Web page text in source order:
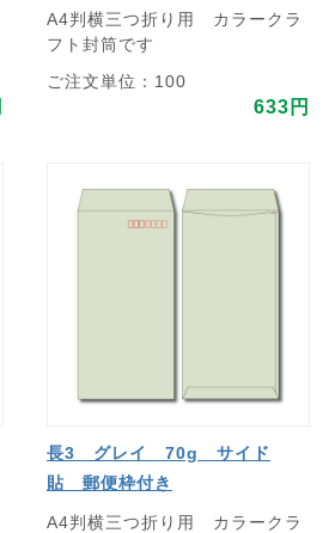
A4判横三つ折り用 カラークラ
フト封筒です
ご注文単位：100
633円
長3 グレイ 70g サイド
貼 郵便枠付き
A4判横三つ折り用 カラークラ